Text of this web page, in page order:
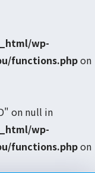
wp-
functions.phpon
on null in
wp-
functions.phpon